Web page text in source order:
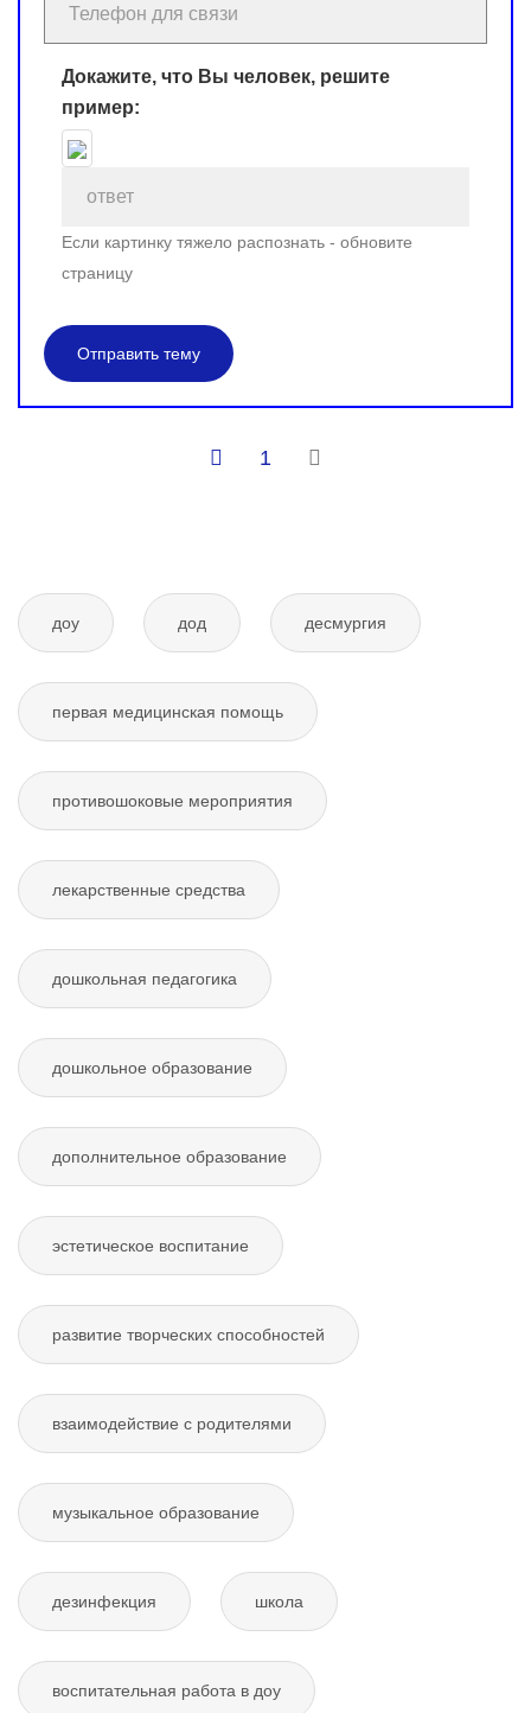
Докажите, что Вы человек, решите
пример:
Если картинку тяжело распознать - обновите
страницу
Отправить тему
1
доу дод десмургия
первая медицинская помощь
противошоковые мероприятия
лекарственные средства
дошкольная педагогика
дошкольное образование
дополнительное образование
эстетическое воспитание
развитие творческих способностей
взаимодействие с родителями
музыкальное образование
дезинфекция школа
воспитательная работа в доу